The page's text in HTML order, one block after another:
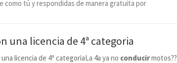
como tú y respondidas de manera gratuita por
una licencia de 4ª categoria
una licencia de 4ª categoriaLa 4a ya no conducirmotos??